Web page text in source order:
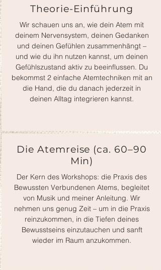
Theorie-Einführung
Wir schauen uns an, wie dein Atem mit
deinem Nervensystem, deinen Gedanken
und deinen Gefühlen zusammenhängt –
und wie du ihn nutzen kannst, um deinen
Gefühlszustand aktiv zu beeinflussen. Du
bekommst 2 einfache Atemtechniken mit an
die Hand, die du danach jederzeit in
deinen Alltag integrieren kannst.
Die Atemreise (ca. 60–90
Min)
Der Kern des Workshops: die Praxis des
Bewussten Verbundenen Atems, begleitet
von Musik und meiner Anleitung. Wir
nehmen uns genug Zeit – um in die Praxis
reinzukommen, in die Tiefen deines
Bewusstseins einzutauchen und sanft
wieder im Raum anzukommen.